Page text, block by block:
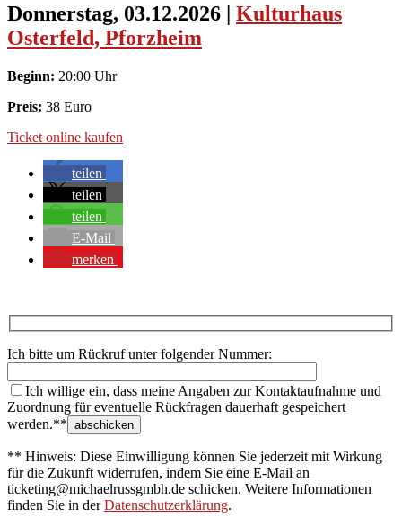
Donnerstag, 03.12.2026 | Kulturhaus
Osterfeld, Pforzheim
Beginn: 20:00 Uhr
Preis: 38 Euro
Ticket online kaufen
teilen
teilen
teilen
E-Mail
merken
Ich bitte um Rückruf unter folgender Nummer:
Ich willige ein, dass meine Angaben zur Kontaktaufnahme und
Zuordnung für eventuelle Rückfragen dauerhaft gespeichert
werden.**
** Hinweis: Diese Einwilligung können Sie jederzeit mit Wirkung
für die Zukunft widerrufen, indem Sie eine E-Mail an
ticketing@michaelrussgmbh.de schicken. Weitere Informationen
finden Sie in derDatenschutzerklärung.